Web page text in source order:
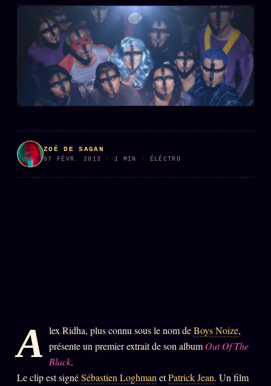
N L'ARCHIVE
✉ INSCRIPTION À LA NEWSLETTER
Rubriques éditoriales10 088 articles
DÉTONATIONS POLITIQUE
L'ORACLE Z/S 12 PRODUITS
Chat Oracle LIVE
ZOÉ DE SAGAN
07 FÉVR. 2013 · 1 MIN · ÉLÉCTRO
A lex Ridha, plus connu sous le nom deBoys Noize,
présente un premier extrait de son album Out Of The
Black.
Le clip est signéSébastien LoghmanetPatrick Jean. Un film